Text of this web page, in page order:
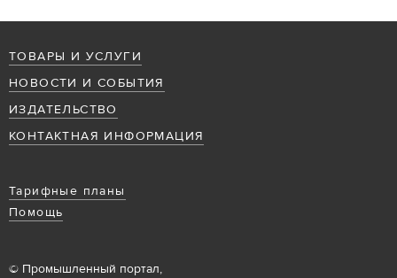
ТОВАРЫ И УСЛУГИ
НОВОСТИ И СОБЫТИЯ
ИЗДАТЕЛЬСТВО
КОНТАКТНАЯ ИНФОРМАЦИЯ
Тарифные планы
Помощь
© Промышленный портал,